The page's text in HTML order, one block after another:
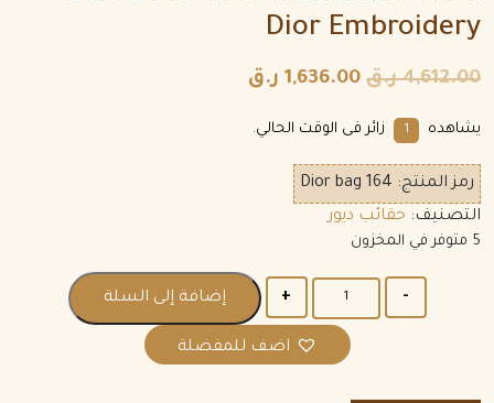
Dior Embroidery
4,612.00 ر.ق 1,636.00 ر.ق
يشاهده 1 زائر فى الوقت الحالي.
رمز المنتج: Dior bag 164
التصنيف: حقائب ديور
5 متوفر في المخزون
إضافة إلى السلة
اضف للمفضلة